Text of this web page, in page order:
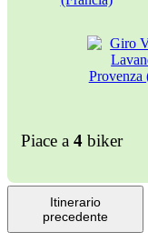
Piace a 4 biker
Itinerario
precedente